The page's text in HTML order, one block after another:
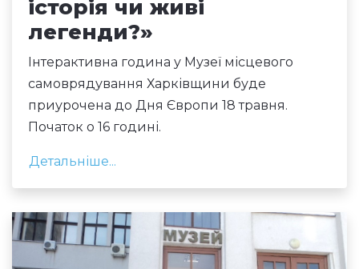
історія чи живі
легенди?»
Інтерактивна година у Музеї місцевого
самоврядування Харківщини буде
приурочена до Дня Європи 18 травня.
Початок о 16 годині.
Детальніше...